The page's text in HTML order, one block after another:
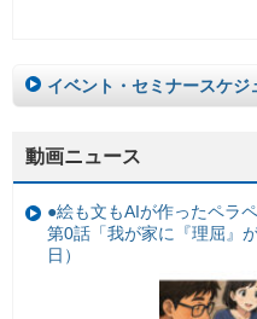
イベント・セミナースケジ
動画ニュース
●絵も文もAIが作ったペラ
第0話「我が家に『理屈』
日）